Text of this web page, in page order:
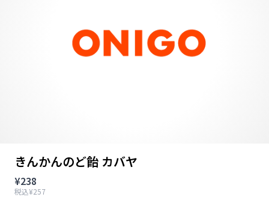
きんかんのど飴 カバヤ
¥238
税込¥257